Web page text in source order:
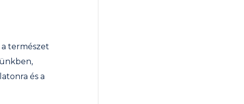
természet
és a